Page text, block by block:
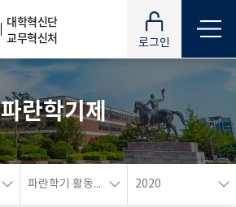
대학혁신단
교무혁신처
로그인
파란학기제
파란학기 활동내역 2020